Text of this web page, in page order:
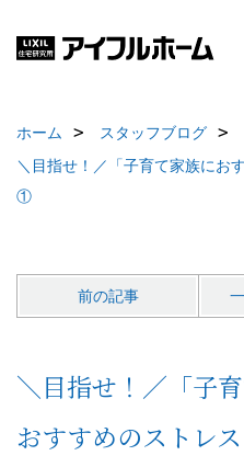
ホーム
スタッフブログ
＼目指せ！／「子育て家族にお
①
前の記事
＼目指せ！／「子
おすすめのストレ